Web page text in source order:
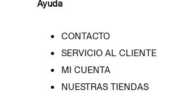
Ayuda
CONTACTO
SERVICIO AL CLIENTE
MI CUENTA
NUESTRAS TIENDAS